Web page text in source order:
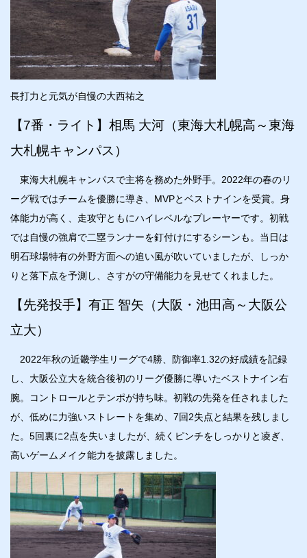
長打力と元気が自慢の大西祐之
【7番・ライト】相馬 大河（東海大札幌高～東海
大札幌キャンパス）
東海大札幌キャンパスで主将を務めた外野手。2022年の春のリ
ーグ戦ではチームを優勝に導き、MVPとベストナインを受賞。身
体能力が高く、走攻守ともにハイレベルなプレーヤーです。初戦
では自慢の強肩で二塁ランナーを釘付けにするシーンも。当日は
明石球場特有の外野方面への追い風が吹いていましたが、しっか
りと落下点を予測し、さすがの守備能力を見せてくれました。
【先発投手】有正 智矢（大阪・池田高～大阪公
立大）
2022年秋の近畿学生リーグで4勝、防御率1.32の好成績を記録
し、大阪公立大を統合後初のリーグ優勝に導いたベストナイン右
腕。コントロールとテンポが持ち味。初戦の先発を任されました
が、低めに力強いストレートを集め、7回2失点と結果を残しまし
た。5回裏に2点を失いましたが、続くピンチをしっかりと凌ぎ、
高いゲームメイク能力を披露しました。